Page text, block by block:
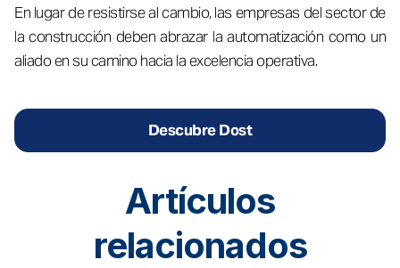
En lugar de resistirse al cambio, las empresas del sector de
la construcción deben abrazar la automatización como un
aliado en su camino hacia la excelencia operativa.
Descubre Dost
Artículos
relacionados